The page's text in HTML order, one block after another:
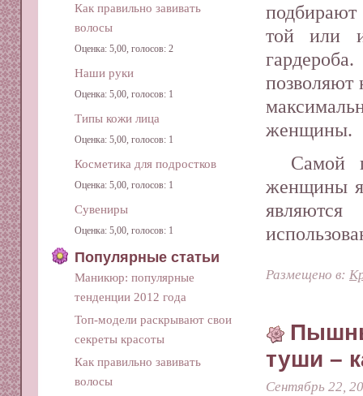
той или
позволяют
женщины.
Самой
женщины
Размещено в:
туши –
Сентябрь 22,
Как правильно завивать
волосы
Оценка: 5,00, голосов: 2
Наши руки
Оценка: 5,00, голосов: 1
Типы кожи лица
Оценка: 5,00, голосов: 1
Косметика для подростков
Оценка: 5,00, голосов: 1
Сувениры
Оценка: 5,00, голосов: 1
Популярные статьи
Маникюр: популярные
тенденции 2012 года
Топ-модели раскрывают свои
секреты красоты
Как правильно завивать
волосы